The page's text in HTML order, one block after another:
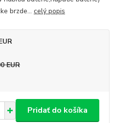
brzde... celý popis
EUR
Pridať do košíka